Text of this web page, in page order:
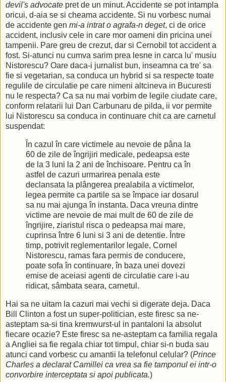
devil's advocate pret de un minut. Accidente se pot intampla
oricui, d-aia se si cheama accidente. Si nu vorbesc numai
de accidente gen mi-a intrat o agrafa-n deget, ci de orice
accident, inclusiv cele in care mor oameni din pricina unei
tampenii. Pare greu de crezut, dar si Cernobil tot accident a
fost. Si-atunci nu cumva sarim prea lesne in carca lu' musiu
Nistorescu? Oare daca-i jurnalist bun, inseamna ca tre' sa
fie si vegetarian, sa conduca un hybrid si sa respecte toate
regulile de circulatie pe care nimeni altcineva in Bucuresti
nu le respecta? Ca sa nu mai vorbim de legile ciudate care,
conform relatarii lui Dan Carbunaru de pilda, ii vor permite
lui Nistorescu sa conduca in continuare chit ca are carnetul
suspendat:
În cazul în care victimele au nevoie de pâna la
60 de zile de îngrijiri medicale, pedeapsa este
de la 3 luni la 2 ani de închisoare. Pentru ca în
astfel de cazuri urmarirea penala este
declansata la plângerea prealabila a victimelor,
legea permite ca partile sa se împace iar dosarul
sa nu mai ajunga în instanta. Daca vreuna dintre
victime are nevoie de mai mult de 60 de zile de
îngrijire, ziaristul risca o pedeapsa mai mare,
cuprinsa între 6 luni si 3 ani de detentie. Între
timp, potrivit reglementarilor legale, Cornel
Nistorescu, ramas fara permis de conducere,
poate sofa în continuare, în baza unei dovezi
emise de aceiasi agenti de circulatie care i-au
ridicat, sâmbata seara, carnetul.
Hai sa ne uitam la cazuri mai vechi si digerate deja. Daca
Bill Clinton a fost un super-politician, este firesc sa ne-
asteptam sa-si tina kremwurst-ul in pantaloni la absolut
fiecare ocazie? Este firesc sa ne-asteptam ca familia regala
a Angliei sa fie regala chiar tot timpul, chiar si-n buda sau
atunci cand vorbesc cu amantii la telefonul celular? (Prince
Charles a declarat Camillei ca vrea sa fie tamponul ei intr-o
convorbire interceptata si apoi publicata.)